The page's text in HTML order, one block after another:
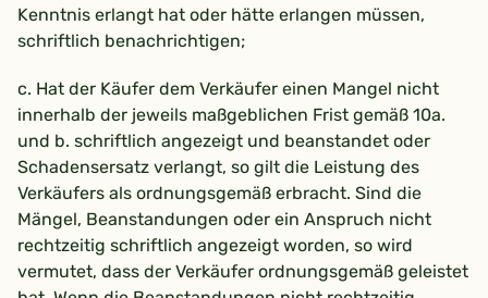
Kenntnis erlangt hat oder hätte erlangen müssen,
schriftlich benachrichtigen;
c. Hat der Käufer dem Verkäufer einen Mangel nicht
innerhalb der jeweils maßgeblichen Frist gemäß 10a.
und b. schriftlich angezeigt und beanstandet oder
Schadensersatz verlangt, so gilt die Leistung des
Verkäufers als ordnungsgemäß erbracht. Sind die
Mängel, Beanstandungen oder ein Anspruch nicht
rechtzeitig schriftlich angezeigt worden, so wird
vermutet, dass der Verkäufer ordnungsgemäß geleistet